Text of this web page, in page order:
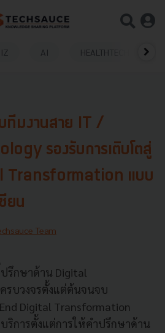
AI HEALTHTECH
ทีมงานสาย IT /
รองรับการเติบโตสู่
Transformation แบบ
ยน
Team
รึกษาด้าน Digital
รบวงจรตั้งแต่ต้นจนจบ
Digital Transformation
ริการตั้งแต่การให้คำปรึกษาด้าน